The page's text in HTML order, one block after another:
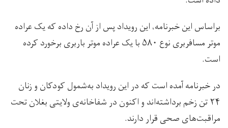
براساس این خبرنامه، این رویداد پس از آن رخ داده که یک عراده
موتر مسافربری نوع ۵۸۰ با یک عراده موتر باربری برخورد کرده
است.
در خبرنامه آمده است که در این رویداد به‌شمول کودکان و زنان
۲۴ تن زخم برداشته‌اند و اکنون در شفاخانه‌ی ولایتی بغلان تحت
مراقبت‌های صحی قرار دارند.